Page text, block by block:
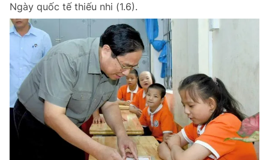
Ngày quốc tế thiếu nhi (1.6).